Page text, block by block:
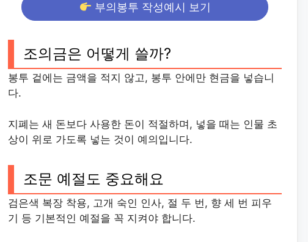
부의봉투 작성예시 보기
조의금은 어떻게 쓸까?
봉투 겉에는 금액을 적지 않고, 봉투 안에만 현금을 넣습니
다.
지폐는 새 돈보다 사용한 돈이 적절하며, 넣을 때는 인물 초
상이 위로 가도록 넣는 것이 예의입니다.
조문 예절도 중요해요
검은색 복장 착용, 고개 숙인 인사, 절 두 번, 향 세 번 피우
기 등 기본적인 예절을 꼭 지켜야 합니다.